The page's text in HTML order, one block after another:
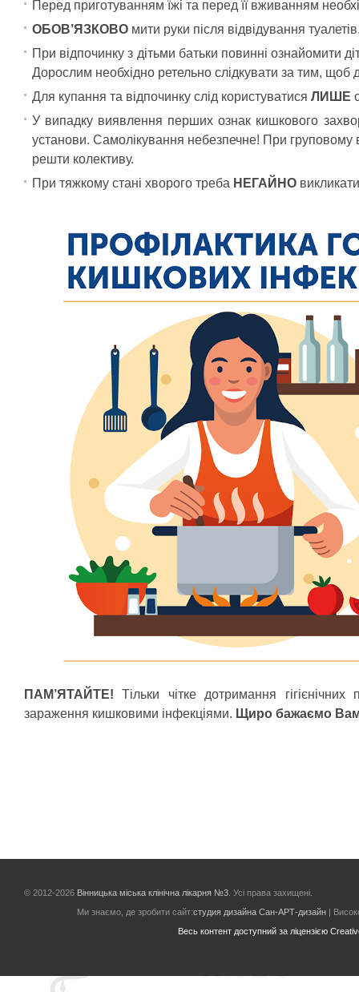
Перед приготуванням їжі та перед її вживанням
ОБОВ’ЯЗКОВО мити руки після відвідування
При відпочинку з дітьми батьки повинні ознайомити
Дорослим необхідно ретельно слідкувати за тим, щоб
Для купання та відпочинку слід користуватися ЛИШЕ
У випадку виявлення перших ознак кишкового
установи. Самолікування небезпечне! При груповому
решти колективу.
При тяжкому стані хворого треба НЕГАЙНО
ПАМ’ЯТАЙТЕ! Тільки чітке дотримання
зараження кишковими інфекціями. Щиро бажаємо Вам
© 2012-2026 Вінницька міська клінічна лікарня №3 . Усі права захищені.
Ми знаємо, де зробити сайт:студия дизайна Сан-АРТ-дизайн|
Весь контент доступний за ліцензією